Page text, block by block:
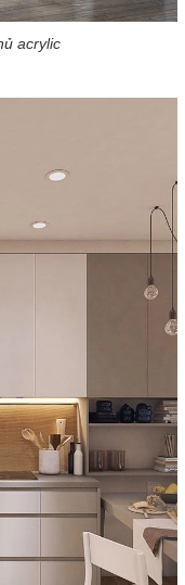
acrylic